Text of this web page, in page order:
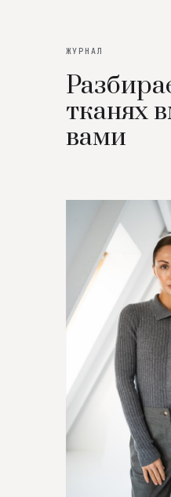
ЖУРНАЛ
тканях
вами